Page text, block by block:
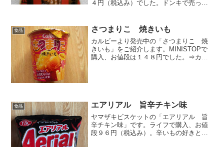
４円（税込み）でした。ドンキで売って
ラー油と唐辛子と酸味のある香りがしま
す。内容量５０ｇなので少...
食品 さつまりこ 焼きいも
カルビーより発売中の「さつまりこ 焼
きいも」をご紹介します。MINISTOPで
購入、お値段は１４８円でした。⇒カル
食品 エアリアル 旨辛チキン味
ヤマザキビスケットの「エアリアル 旨
辛チキン味」です。ライフで購入、お値
段９６円（税込み）。辛いもの好きとし